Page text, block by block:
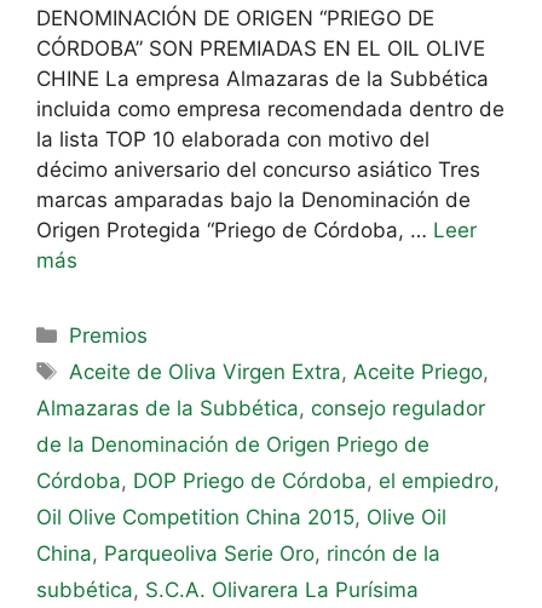
DENOMINACIÓN DE ORIGEN “PRIEGO DE
CÓRDOBA” SON PREMIADAS EN EL OIL OLIVE
CHINE La empresa Almazaras de la Subbética
incluida como empresa recomendada dentro de
la lista TOP 10 elaborada con motivo del
décimo aniversario del concurso asiático Tres
marcas amparadas bajo la Denominación de
Origen Protegida “Priego de Córdoba, … Leer
más
Premios
Aceite de Oliva Virgen Extra,Aceite Priego,
Almazaras de la Subbética, consejo regulador
de la Denominación de Origen Priego de
Córdoba, DOP Priego de Córdoba, el empiedro,
Oil Olive Competition China 2015, Olive Oil
China, Parqueoliva Serie Oro, rincón de la
subbética, S.C.A. Olivarera La Purísima